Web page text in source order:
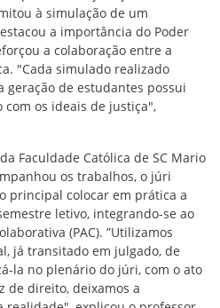
à simulação de um
a importância do Poder
a colaboração entre a
"Cada simulado realizado
geração de estudantes possui
os ideais de justiça",
Faculdade Católica de SC Mario
os trabalhos, o júri
principal colocar em prática a
letivo, integrando-se ao
(PAC). ”Utilizamos
já transitado em julgado, de
la no plenário do júri, com o ato
de direito, deixamos a